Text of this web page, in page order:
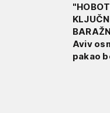
Aviv
pakao